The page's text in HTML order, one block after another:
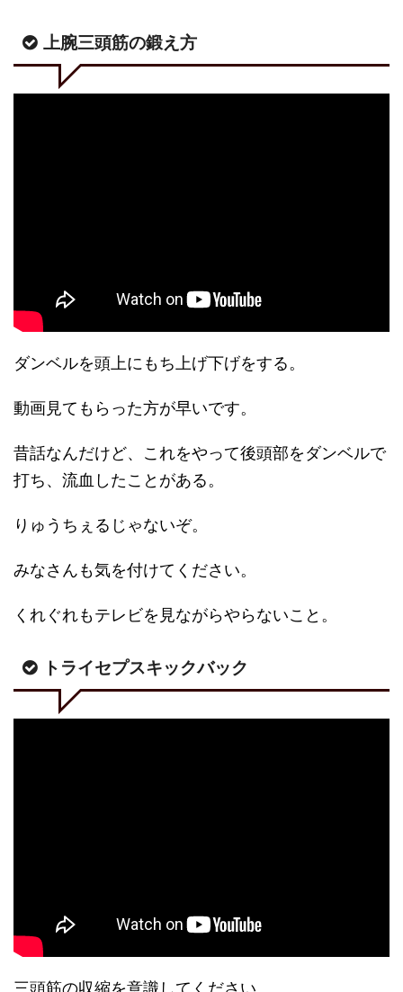
上腕三頭筋の鍛え方
ダンベルを頭上にもち上げ下げをする。
動画見てもらった方が早いです。
昔話なんだけど、これをやって後頭部をダンベルで
打ち、流血したことがある。
りゅうちぇるじゃないぞ。
みなさんも気を付けてください。
くれぐれもテレビを見ながらやらないこと。
トライセプスキックバック
三頭筋の収縮を意識してください。